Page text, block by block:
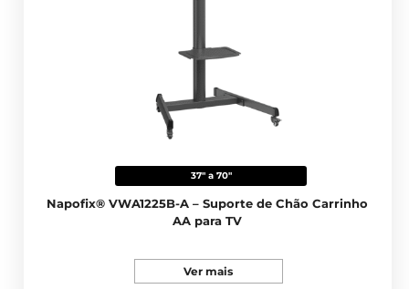
37" a 70"
Napofix® VWA1225B-A – Suporte de Chão Carrinho
AA para TV
Ver mais